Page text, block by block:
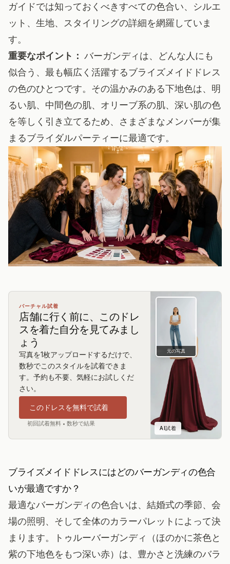
ガイドでは知っておくべきすべての色合い、シルエ
ット、生地、スタイリングの詳細を網羅していま
す。
重要なポイント： バーガンディは、どんな人にも
似合う、最も幅広く活躍するブライズメイドドレス
の色のひとつです。その温かみのある下地色は、明
るい肌、中間色の肌、オリーブ系の肌、深い肌の色
を等しく引き立てるため、さまざまなメンバーが集
まるブライダルパーティーに最適です。
バーチャル試着
店舗に行く前に、このドレ
スを着た自分を見てみまし
ょう
写真を1枚アップロードするだけで、
数秒でこのスタイルを試着できま
す。予約も不要、気軽にお試しくだ
さい。
このドレスを無料で試着
初回試着無料 • 数秒で結果
元の写真
AI試着
ブライズメイドドレスにはどのバーガンディの色合
いが最適ですか？
最適なバーガンディの色合いは、結婚式の季節、会
場の照明、そして全体のカラーパレットによって決
まります。トゥルーバーガンディ（ほのかに茶色と
紫の下地色をもつ深い赤）は、豊かさと洗練のバラ